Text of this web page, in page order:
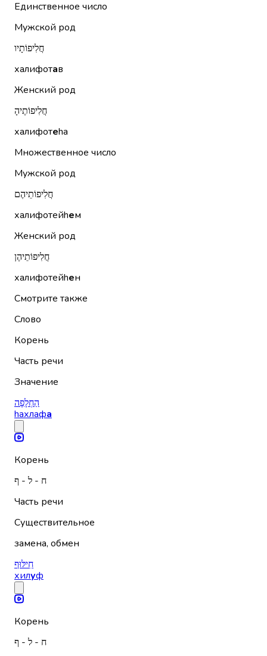
Единственное число
Мужской род
חֲלִיפוֹתָיו
халифотав
Женский род
חֲלִיפוֹתֶיהָ
халифотеhа
Множественное число
Мужской род
חֲלִיפוֹתֵיהֶם
халифотейhем
Женский род
חֲלִיפוֹתֵיהֶן
халифотейhен
Смотрите также
Слово
Корень
Часть речи
Значение
הַחְלָפָה
hахлафа
Корень
ח - ל - ף
Часть речи
Существительное
замена, обмен
חִילּוּף
хилуф
Корень
ח - ל - ף